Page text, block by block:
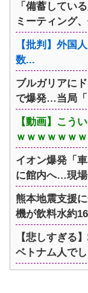
「備蓄してい
ミーティング
【批判】外国
数...
ブルガリアに
で爆発…当局「
【動画】こう
ｗｗｗｗｗｗ
イオン爆発「
に館内へ…現
熊本地震支援
機が飲料水約
【悲しすぎる
ベトナム人で